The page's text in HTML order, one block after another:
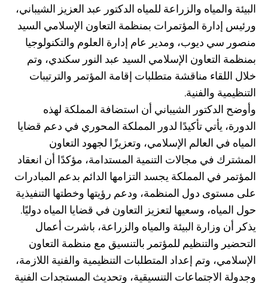
البيئة والمياه والزراعة للمياه الدكتور عبد العزيز الشيباني،
ورئيس إدارة المؤتمرات بمنظمة التعاون الإسلامي السيد
منصور سي ديوب، ومدير عام إدارة العلوم والتكنولوجيا
بمنظمة التعاون الإسلامي السيد عبد النور سكندي، وتم
خلال اللقاء مناقشة متطلبات إقامة المؤتمر والترتيبات
التنظيمية والفنية.
وأوضح الدكتور الشيباني أن استضافة المملكة لهذه
الدورة، يأتي تأكيدًا لدور المملكة المحوري في دعم قضايا
المياه في العالم الإسلامي، وتعزيزًا لجهود التعاون
المشترك في مجالات التنمية المستدامة، مؤكدًا أن انعقاد
المؤتمر في المملكة يجسد التزامها الدائم بدعم المبادرات
على مستوى دول المنظمة، ودعم رؤيتها وخطتها التنفيذية
حول المياه، وسعيها لتعزيز التعاون في قضايا المياه دوليًا.
يذكر أن وزارة البيئة والمياه والزراعة، باشرت أعمال
التحضير والتنظيم للمؤتمر بالتنسيق مع منظمة التعاون
الإسلامي، وتم إعداد المتطلبات التنظيمية والفنية اللازمة،
وجدولة الاجتماعات التنسيقية، وتحديث المستجدات الفنية